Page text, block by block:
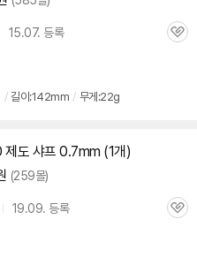
15.07. 등록
관
/ 길이:142mm / 무게:22g
도 샤프 0.7mm (1개)
(259몰)
19.09. 등록
관